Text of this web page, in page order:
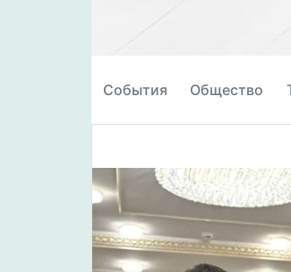
События Общество